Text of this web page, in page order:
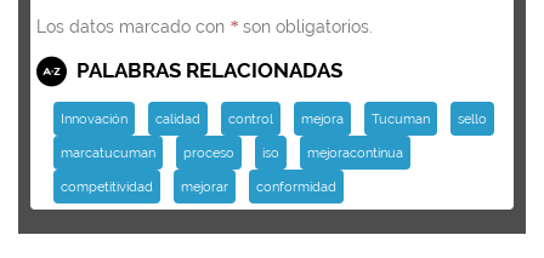
Los datos marcado con * son obligatorios.
PALABRAS RELACIONADAS
Innovación calidad control mejora Tucuman
sello
marcatucuman
proceso iso
mejoracontinua
competitividad
mejorar conformidad